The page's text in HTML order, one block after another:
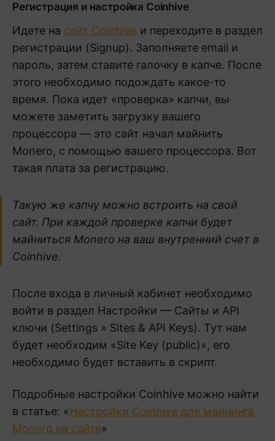
Регистрация и настройка Coinhive
Идете на сайт Coinhive и переходите в раздел
регистрации (Signup). Заполняете email и
пароль, затем ставите галочку в капче. После
этого необходимо подождать какое-то
время. Пока идет «проверка» капчи, вы
можете заметить загрузку вашего
процессора — это сайт начал майнить
Monero, с помощью вашего процессора. Вот
такая плата за регистрацию.
Такую же капчу можно встроить на свой
сайт. При каждой проверке капчи будет
майниться Monero на ваш внутренний счет в
Coinhive.
После входа в личный кабинет необходимо
войти в раздел Настройки — Сайты и API
ключи (Settings » Sites & API Keys). Тут нам
будет необходим «Site Key (public)», его
необходимо будет вставить в скрипт.
Подробные настройки Coinhive можно найти
в статье: «Настройки Coinhive для майнинга
Monero на сайте»